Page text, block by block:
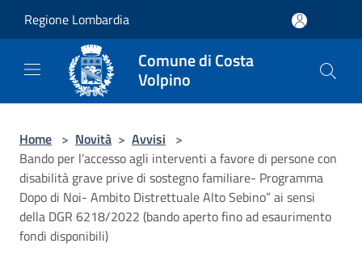
Regione Lombardia
Comune di Costa
Volpino
Home > Novità > Avvisi >
Bando per l’accesso agli interventi a favore di persone con
disabilità grave prive di sostegno familiare- Programma
Dopo di Noi- Ambito Distrettuale Alto Sebino” ai sensi
della DGR 6218/2022 (bando aperto fino ad esaurimento
fondi disponibili)